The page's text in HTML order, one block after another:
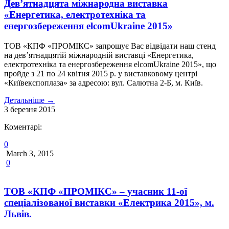
Дев’ятнадцята міжнародна виставка
«Енергетика, електротехніка та
енергозбереження elcomUkraine 2015»
ТОВ «КПФ «ПРОМІКС» запрошує Вас відвідати наш стенд
на дев’ятнадцятій міжнародній виставці «Енергетика,
електротехніка та енергозбереження elcomUkraine 2015», що
пройде з 21 по 24 квітня 2015 р. у виставковому центрі
«Київекспоплаза» за адресою: вул. Салютна 2-Б, м. Київ.
Детальніше →
3 березня 2015
Коментарі:
0
March 3, 2015
0
ТОВ «КПФ «ПРОМІКС» – учасник 11-ої
спеціалізованої виставки «Електрика 2015», м.
Львів.